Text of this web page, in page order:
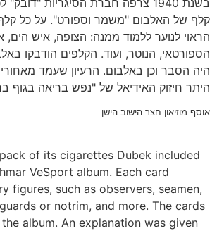
בשנת 1940 צרפה חברת הסיגריות
קלף של האלבום "משמר וספורט". על כל
הראוי לנוער ללמוד ממנה: הצופה, איש הים,
הספורטאי, הנוטר, ועוד. הקלפים הודבקו
היה הסבר וכן באלבום. הרעיון שעמד
היתר חיזוק האידיאל של "נפש בריאה בגוף
אוסף מוזיאון חצר הישוב הישן
of its cigarettes Dubek included
VeSport album. Each card
figures, such as observers, seamen,
or notrim, and more. The cards
album. An explanation was given